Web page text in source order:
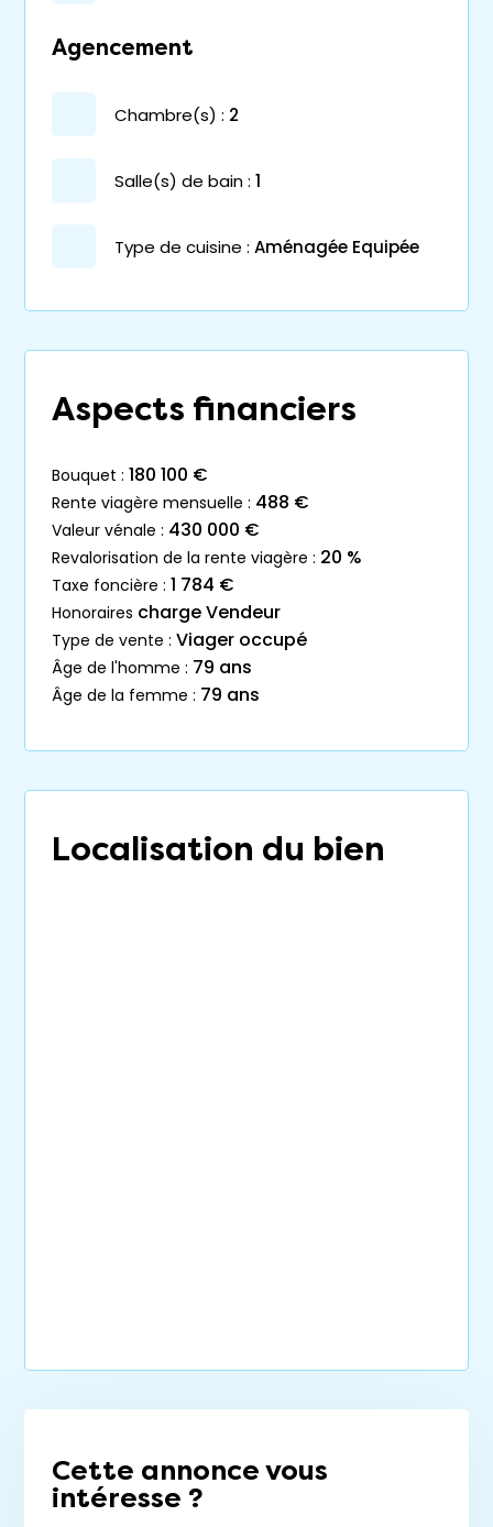
Agencement
chambre(s) : 2
salle(s) de bain : 1
Type de cuisine : Aménagée Equipée
Aspects financiers
bouquet : 180 100 €
rente viagère mensuelle : 488 €
valeur vénale : 430 000 €
revalorisation de la rente viagère : 20 %
taxe foncière : 1 784 €
honoraires charge Vendeur
type de vente : Viager occupé
âge de l'homme : 79 ans
âge de la femme : 79 ans
Localisation du bien
Cette annonce vous
intéresse ?